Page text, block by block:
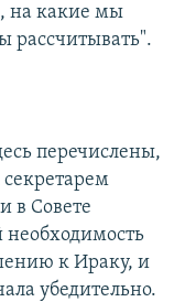
на какие мы
рассчитывать".
перечислены,
в Совете
к Ираку, и
убедительно.